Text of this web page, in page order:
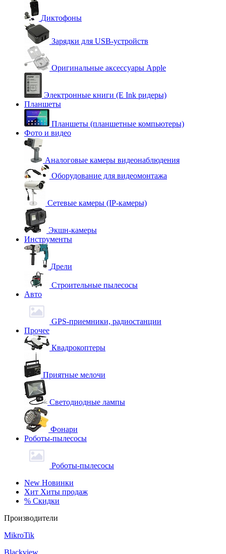
Диктофоны
Зарядки для USB-устройств
Оригинальные аксессуары Apple
Электронные книги (E Ink ридеры)
Планшеты
Планшеты (планшетные компьютеры)
Фото и видео
Аналоговые камеры видеонаблюдения
Оборудование для видеомонтажа
Сетевые камеры (IP-камеры)
Экшн-камеры
Инструменты
Дрели
Строительные пылесосы
Авто
GPS-приемники, радиостанции
Прочее
Квадрокоптеры
Приятные мелочи
Светодиодные лампы
Фонари
Роботы-пылесосы
Роботы-пылесосы
New Новинки
Хит Хиты продаж
% Скидки
Производители
MikroTik
Blackview